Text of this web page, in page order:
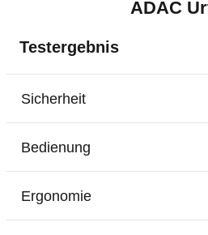
ADAC
Testergebnis
Sicherheit
Bedienung
Ergonomie